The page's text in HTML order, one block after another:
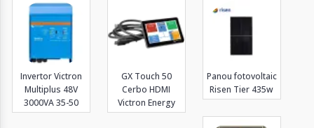
Invertor Victron
Multiplus 48V
3000VA 35-50
GX Touch 50
Cerbo HDMI
Victron Energy
Panou fotovoltaic
Risen Tier 435w